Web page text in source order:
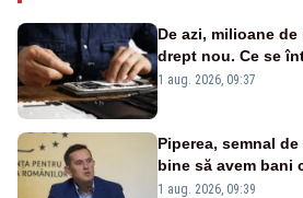
De azi, milioane
drept nou. Ce se
un produs
1 aug. 2026, 09:37
Piperea, semnal
bine să avem bani
alertei energetice?
1 aug. 2026, 09:39